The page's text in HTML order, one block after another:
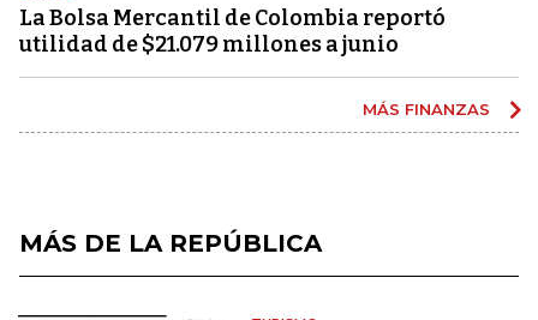
La Bolsa Mercantil de Colombia reportó
utilidad de $21.079 millones a junio
MÁS FINANZAS
MÁS DE LA REPÚBLICA